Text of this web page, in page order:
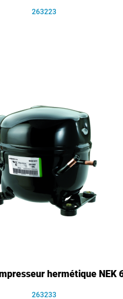
263223
hermétique NEK
263233